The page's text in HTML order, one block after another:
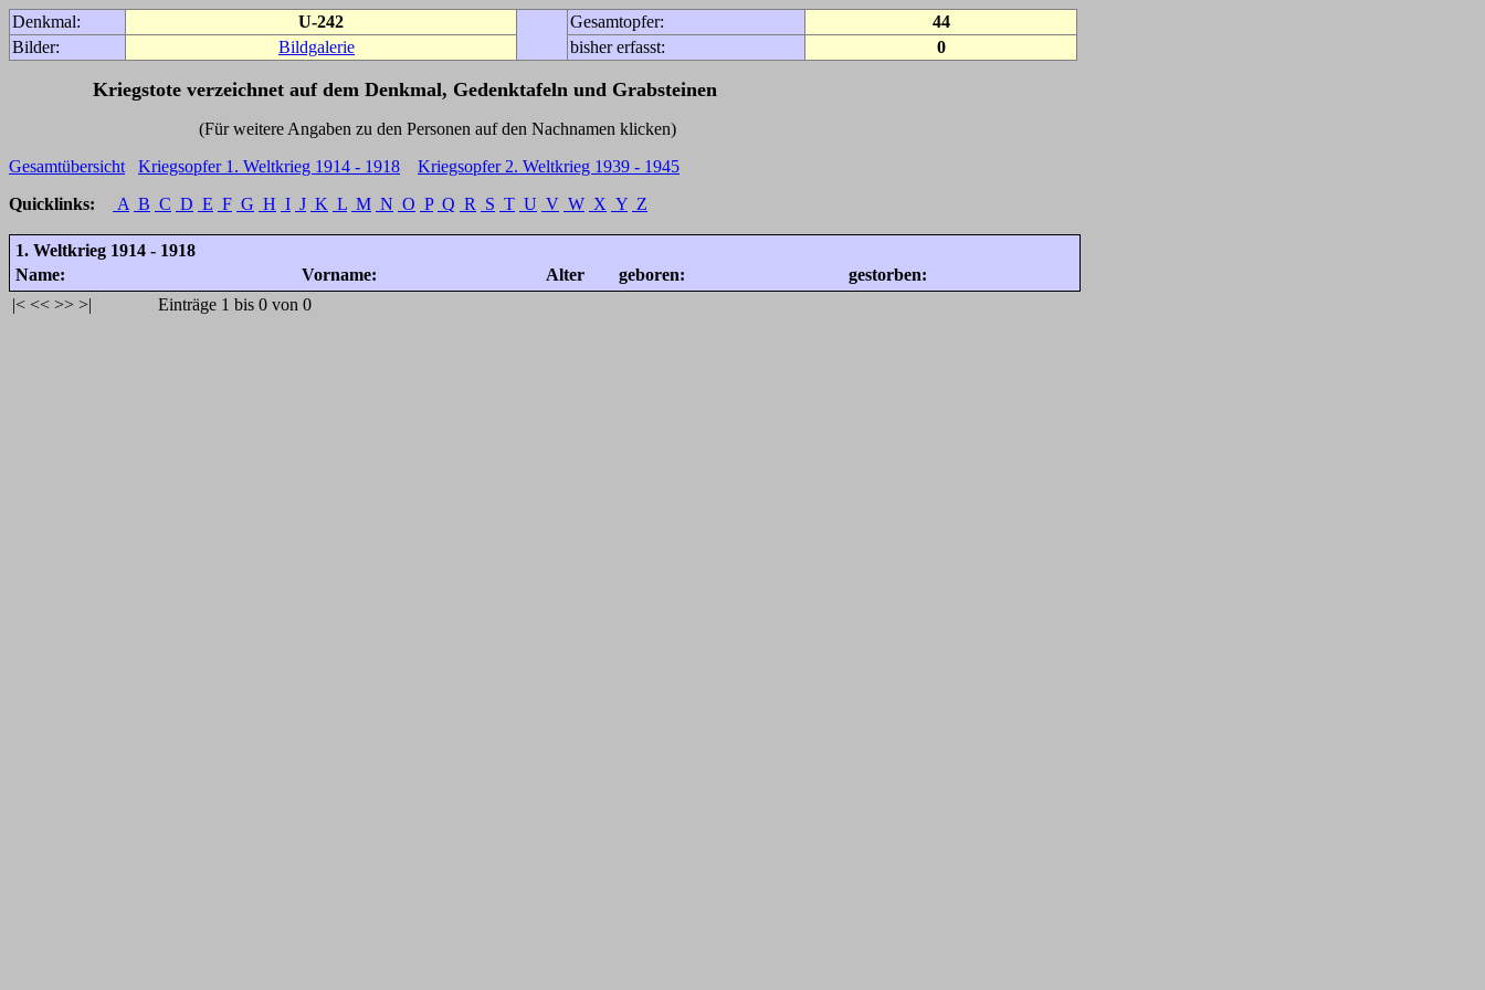
Denkmal: U-242 Gesamtopfer:
44
Bilder:
Bildgalerie bisher erfasst: 0
Kriegstote verzeichnet auf dem Denkmal, Gedenktafeln und Grabsteinen
(Für weitere Angaben zu den Personen auf den Nachnamen klicken)
Gesamtübersicht
Kriegsopfer 1. Weltkrieg 1914 - 1918
Kriegsopfer 2. Weltkrieg 1939 - 1945
Quicklinks:
A B C D E F G H I J K L M N O P Q R S T U V W X Y Z
1. Weltkrieg 1914 - 1918
Name:
Vorname: Alter geboren:
gestorben:
|< << >> >| Einträge 1 bis 0 von 0